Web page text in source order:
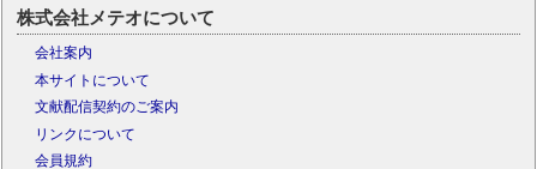
株式会社メテオについて
会社案内
本サイトについて
文献配信契約のご案内
リンクについて
会員規約